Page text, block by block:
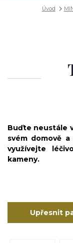
Úvod
Buďte neustále
svém domově
využívejte
kameny.
Upřesnit